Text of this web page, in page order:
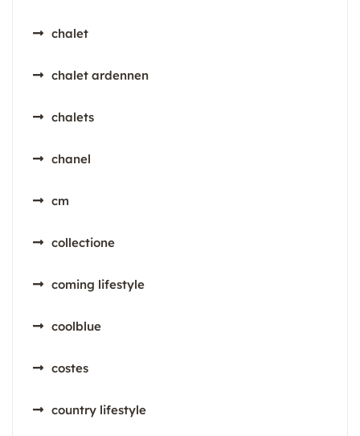
chalet
chalet ardennen
chalets
chanel
cm
collectione
coming lifestyle
coolblue
costes
country lifestyle